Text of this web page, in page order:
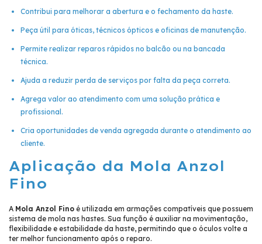
Contribui para melhorar a abertura e o fechamento da haste.
Peça útil para óticas, técnicos ópticos e oficinas de manutenção.
Permite realizar reparos rápidos no balcão ou na bancada
técnica.
Ajuda a reduzir perda de serviços por falta da peça correta.
Agrega valor ao atendimento com uma solução prática e
profissional.
Cria oportunidades de venda agregada durante o atendimento ao
cliente.
Aplicação da Mola Anzol
Fino
A Mola Anzol Fino é utilizada em armações compatíveis que possuem
sistema de mola nas hastes. Sua função é auxiliar na movimentação,
flexibilidade e estabilidade da haste, permitindo que o óculos volte a
ter melhor funcionamento após o reparo.